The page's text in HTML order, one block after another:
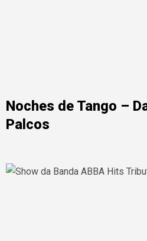
Noches de Tango –
Palcos